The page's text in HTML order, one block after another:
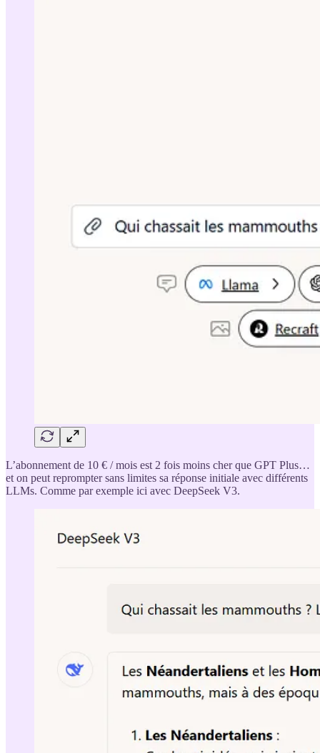
L’abonnement de 10 € / mois est 2 fois moins cher que GPT Plus…
et on peut reprompter sans limites sa réponse initiale avec différents
LLMs. Comme par exemple ici avec DeepSeek V3.